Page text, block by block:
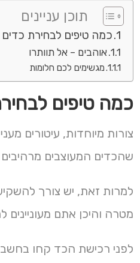
תוכן עניינים
כמה טיפים לבחירת כדים
אוהבים – אל תוותרו
מגשימים לכם חלומות
כמה טיפים
צורות מיוחדות, עיטורים
שהכדים המעוצבים מרהיבים
למרות זאת, יש צורך
מטרה והיכן אתם
לפני רכישת הכד קחו